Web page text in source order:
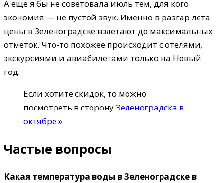
А еще я бы не советовала июль тем, для кого
экономия — не пустой звук. Именно в разгар лета
цены в Зеленоградске взлетают до максимальных
отметок. Что-то похожее происходит с отелями,
экскурсиями и авиабилетами только на Новый
год.
Если хотите скидок, то можно
посмотреть в сторонуЗеленоградска в
октябре»
Частые вопросы
Какая температура воды в Зеленоградске в